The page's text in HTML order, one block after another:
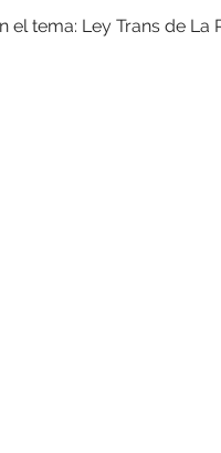
tema: Ley Trans de La